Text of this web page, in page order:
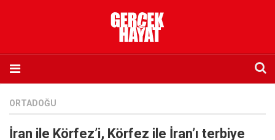
ORTADOĞU
İran ile Körfez’i, Körfez ile İran’ı terbiye